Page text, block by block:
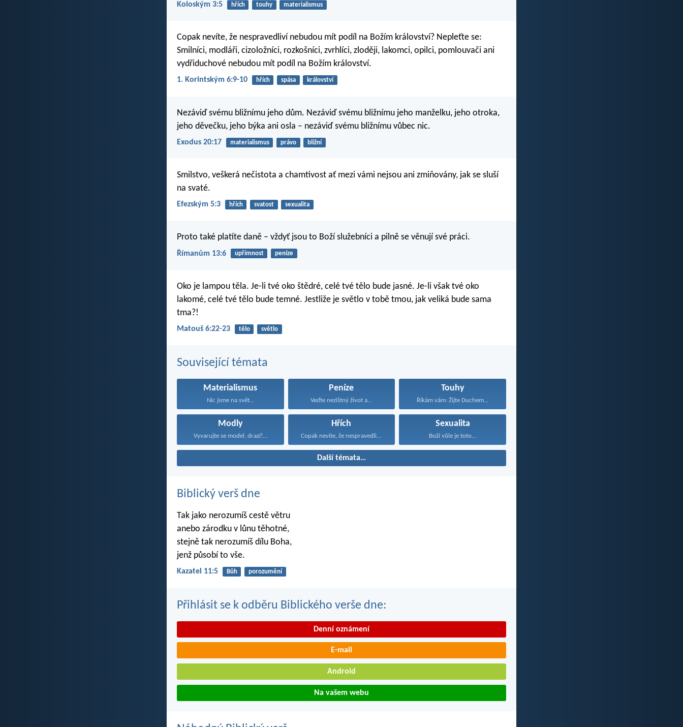
Koloským 3:5 hřích touhy materialismus
Copak nevíte, že nespravedliví nebudou mít podíl na Božím království? Nepleťte se:
Smilníci, modláři, cizoložníci, rozkošníci, zvrhlíci, zloději, lakomci, opilci, pomlouvači ani
vydřiduchové nebudou mít podíl na Božím království.
1. Korintským 6:9-10 hřích spása království
Nezáviď svému bližnímu jeho dům. Nezáviď svému bližnímu jeho manželku, jeho otroka,
jeho děvečku, jeho býka ani osla – nezáviď svému bližnímu vůbec nic.
Exodus 20:17 materialismus právo bližní
Smilstvo, veškerá nečistota a chamtivost ať mezi vámi nejsou ani zmiňovány, jak se sluší
na svaté.
Efezským 5:3 hřích svatost sexualita
Proto také platíte daně – vždyť jsou to Boží služebníci a pilně se věnují své práci.
Římanům 13:6 upřímnost peníze
Oko je lampou těla. Je-li tvé oko štědré, celé tvé tělo bude jasné. Je-li však tvé oko
lakomé, celé tvé tělo bude temné. Jestliže je světlo v tobě tmou, jak veliká bude sama
tma?!
Matouš 6:22-23 tělo světlo
Související témata
Materialismus
Nic jsme na svět...
Peníze
Veďte nezištný život a...
Touhy
Říkám vám: Žijte Duchem...
Modly
Vyvarujte se model, drazí!...
Hřích
Copak nevíte, že nespravedliví...
Sexualita
Boží vůle je toto...
Další témata…
Biblický verš dne
Tak jako nerozumíš cestě větru
anebo zárodku v lůnu těhotné,
stejně tak nerozumíš dílu Boha,
jenž působí to vše.
Kazatel 11:5 Bůh porozumění
Přihlásit se k odběru Biblického verše dne:
Denní oznámení
E-mail
Android
Na vašem webu